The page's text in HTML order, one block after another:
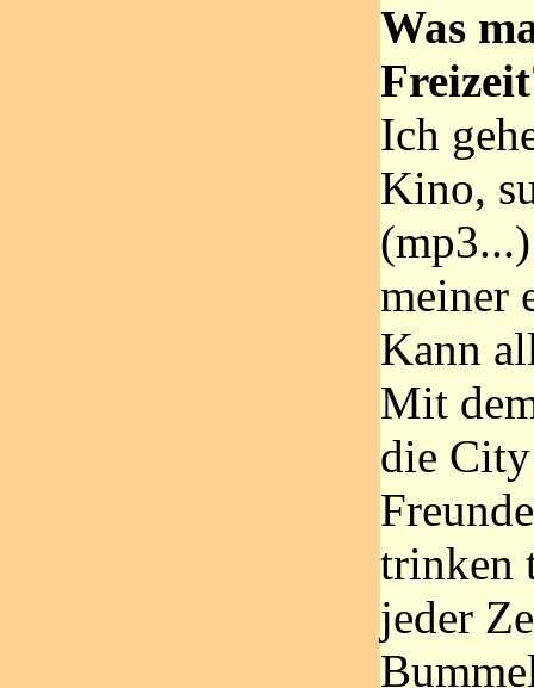
Was
Ich
Kino,
meiner
Kann
Mit
die
trinken
jeder